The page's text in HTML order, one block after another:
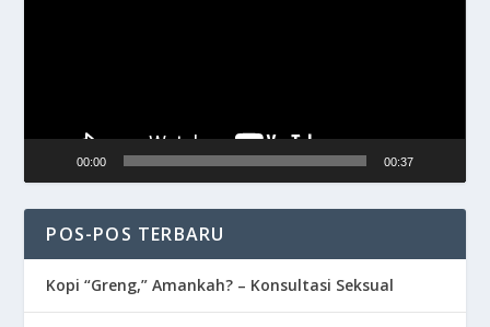
00:00 00:37
POS-POS TERBARU
Kopi “Greng,” Amankah? – Konsultasi Seksual